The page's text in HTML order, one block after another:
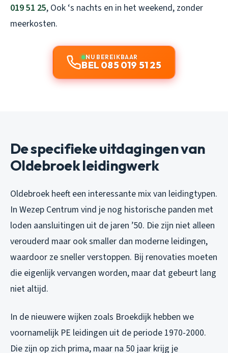
019 51 25, Ook ‘s nachts en in het weekend, zonder
meerkosten.
NU BEREIKBAAR
BEL 085 019 51 25
De specifieke uitdagingen van
Oldebroek leidingwerk
Oldebroek heeft een interessante mix van leidingtypen.
In Wezep Centrum vind je nog historische panden met
loden aansluitingen uit de jaren ’50. Die zijn niet alleen
verouderd maar ook smaller dan moderne leidingen,
waardoor ze sneller verstoppen. Bij renovaties moeten
die eigenlijk vervangen worden, maar dat gebeurt lang
niet altijd.
In de nieuwere wijken zoals Broekdijk hebben we
voornamelijk PE leidingen uit de periode 1970-2000.
Die zijn op zich prima, maar na 50 jaar krijg je